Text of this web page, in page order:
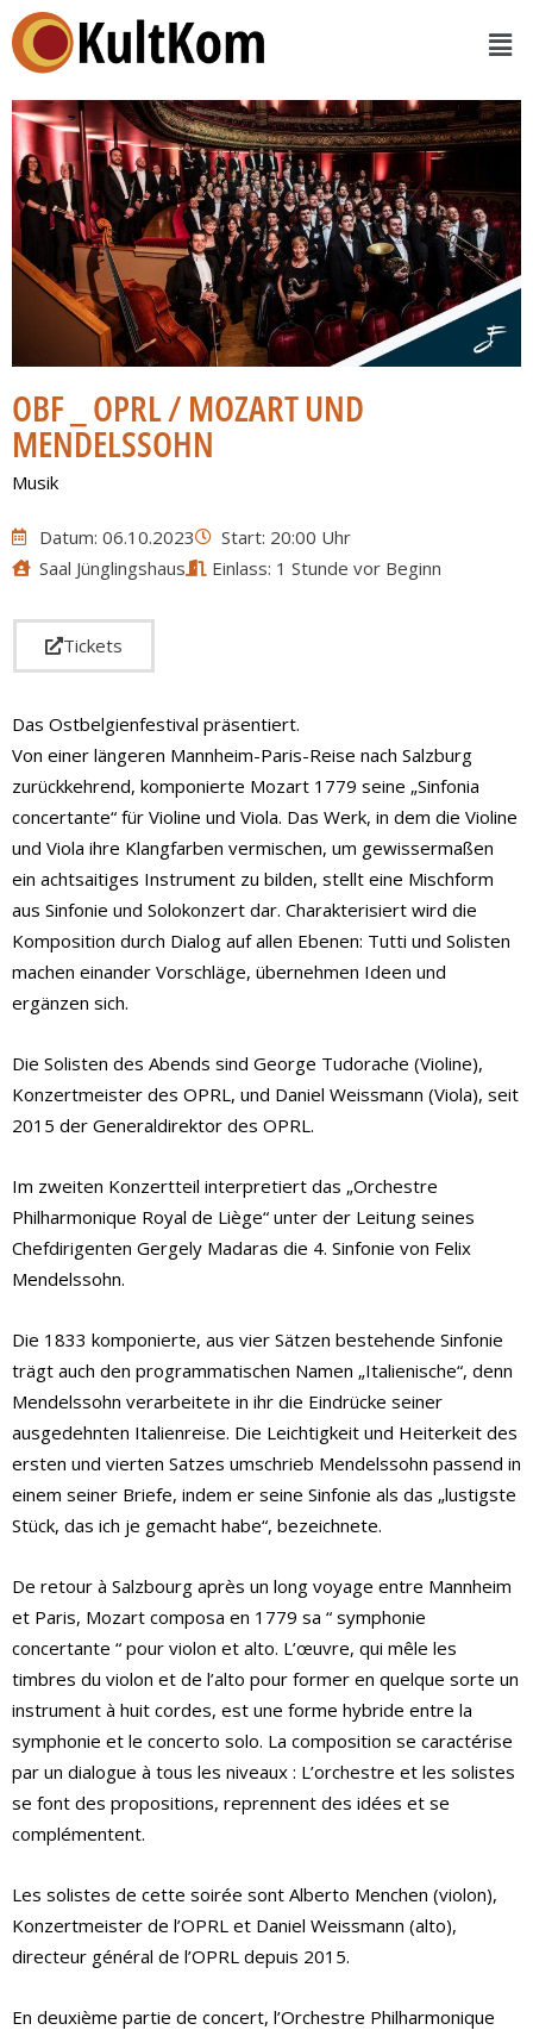
OBF _ OPRL / MOZART UND
MENDELSSOHN
Musik
Datum: 06.10.2023
Start: 20:00 Uhr
Saal Jünglingshaus
Einlass: 1 Stunde vor Beginn
Tickets
Das Ostbelgienfestival präsentiert.
Von einer längeren Mannheim-Paris-Reise nach Salzburg
zurückkehrend, komponierte Mozart 1779 seine „Sinfonia
concertante“ für Violine und Viola. Das Werk, in dem die Violine
und Viola ihre Klangfarben vermischen, um gewissermaßen
ein achtsaitiges Instrument zu bilden, stellt eine Mischform
aus Sinfonie und Solokonzert dar. Charakterisiert wird die
Komposition durch Dialog auf allen Ebenen: Tutti und Solisten
machen einander Vorschläge, übernehmen Ideen und
ergänzen sich.
Die Solisten des Abends sind George Tudorache (Violine),
Konzertmeister des OPRL, und Daniel Weissmann (Viola), seit
2015 der Generaldirektor des OPRL.
Im zweiten Konzertteil interpretiert das „Orchestre
Philharmonique Royal de Liège“ unter der Leitung seines
Chefdirigenten Gergely Madaras die 4. Sinfonie von Felix
Mendelssohn.
Die 1833 komponierte, aus vier Sätzen bestehende Sinfonie
trägt auch den programmatischen Namen „Italienische“, denn
Mendelssohn verarbeitete in ihr die Eindrücke seiner
ausgedehnten Italienreise. Die Leichtigkeit und Heiterkeit des
ersten und vierten Satzes umschrieb Mendelssohn passend in
einem seiner Briefe, indem er seine Sinfonie als das „lustigste
Stück, das ich je gemacht habe“, bezeichnete.
De retour à Salzbourg après un long voyage entre Mannheim
et Paris, Mozart composa en 1779 sa “ symphonie
concertante “ pour violon et alto. L’œuvre, qui mêle les
timbres du violon et de l’alto pour former en quelque sorte un
instrument à huit cordes, est une forme hybride entre la
symphonie et le concerto solo. La composition se caractérise
par un dialogue à tous les niveaux : L’orchestre et les solistes
se font des propositions, reprennent des idées et se
complémentent.
Les solistes de cette soirée sont Alberto Menchen (violon),
Konzertmeister de l’OPRL et Daniel Weissmann (alto),
directeur général de l’OPRL depuis 2015.
En deuxième partie de concert, l’Orchestre Philharmonique